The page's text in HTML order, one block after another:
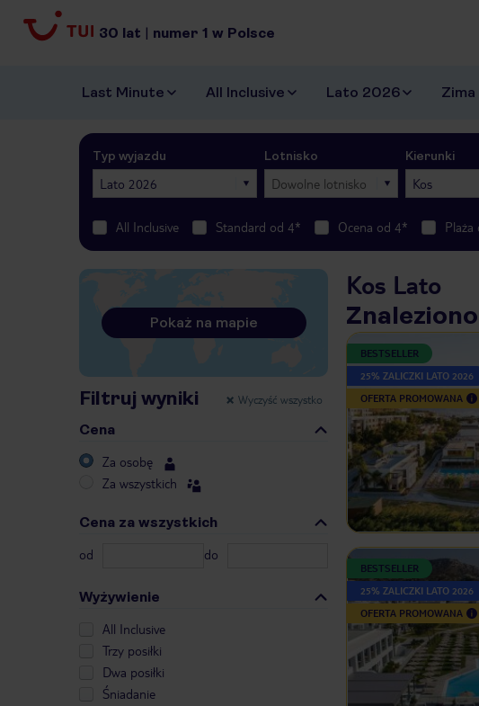
30 lat | numer 1 w Polsce
Last Minute All Inclusive Lato 2026
Typ wyjazdu
Lato 2026
Lotnisko
Dowolne lotnisko
Kierunki
Kos
All Inclusive Standard od 4* Ocena od 4*
Pokaż na mapie
Filtruj wyniki Wyczyść wszystko
Cena
Za osobę
Za wszystkich
Cena za wszystkich
od do
Wyżywienie
All Inclusive
Trzy posiłki
Dwa posiłki
Śniadanie
Kos Lato
BESTSELLER
25% ZALICZKI LATO 2026
OFERTA PROMOWANA
BESTSELLER
25% ZALICZKI LATO 2026
OFERTA PROMOWANA